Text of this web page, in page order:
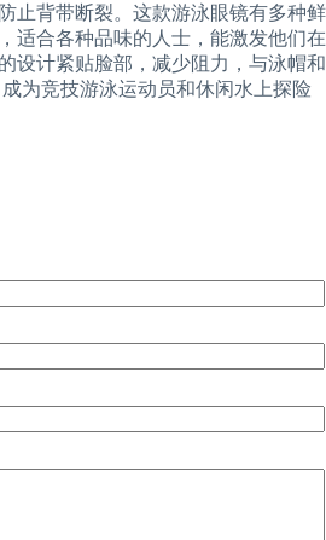
止背带断裂。这款游泳眼镜有多种鲜
适合各种品味的人士，能激发他们在
设计紧贴脸部，减少阻力，与泳帽和
为竞技游泳运动员和休闲水上探险